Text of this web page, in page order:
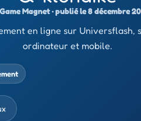
Magnet · publié le 8 décembre
en ligne sur Universflash,
ordinateur et mobile.